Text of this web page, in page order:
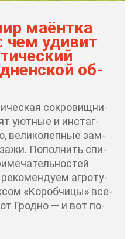
ма­ёнт­ка
чем уди­вит
об­
со­кро­вищ­ни­
уют­ные и ин­ста­г­
ве­ли­ко­леп­ные зам­
По­пол­нить спи­
ре­ко­мен­ду­ем аг­ро­ту­
«Ко­роб­чи­цы» все­
Грод­но — и вот по­